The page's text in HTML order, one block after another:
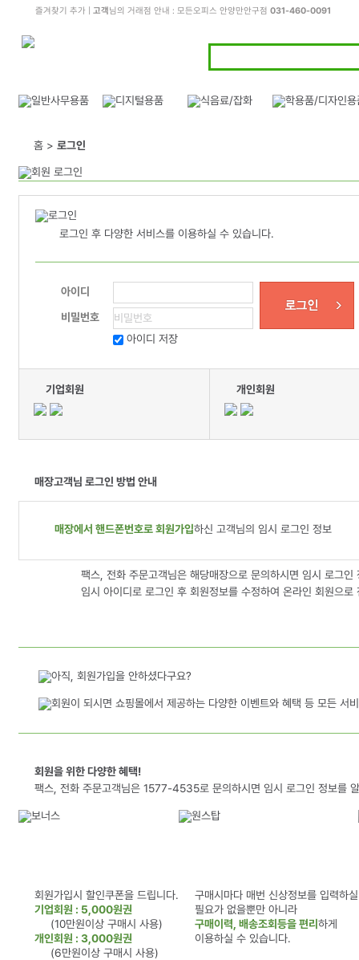
즐겨찾기 추가| 고객님의 거래점 안내 : 모든오피스 안양만안구점 031-460-0091
홈 > 로그인
로그인 후 다양한 서비스를 이용하실 수 있습니다.
아이디
비밀번호
아이디 저장
기업회원 개인회원
매장고객님 로그인 방법 안내
매장에서 핸드폰번호로 회원가입하신 고객님의 임시 로그인 정보
팩스, 전화 주문고객님은 해당매장으로 문의하시면 임시 로그인
임시 아이디로 로그인 후 회원정보를 수정하여 온라인 회원으
회원을 위한 다양한 혜택!
팩스, 전화 주문고객님은 1577-4535로 문의하시면 임시 로그인 정보를
회원가입시 할인쿠폰을 드립니다.
기업회원 : 5,000원권
(10만원이상 구매시 사용)
개인회원 : 3,000원권
(6만원이상 구매시 사용)
구매시마다 매번 신상정보를 입력하실
필요가 없을뿐만 아니라
구매이력, 배송조회등을 편리하게
이용하실 수 있습니다.